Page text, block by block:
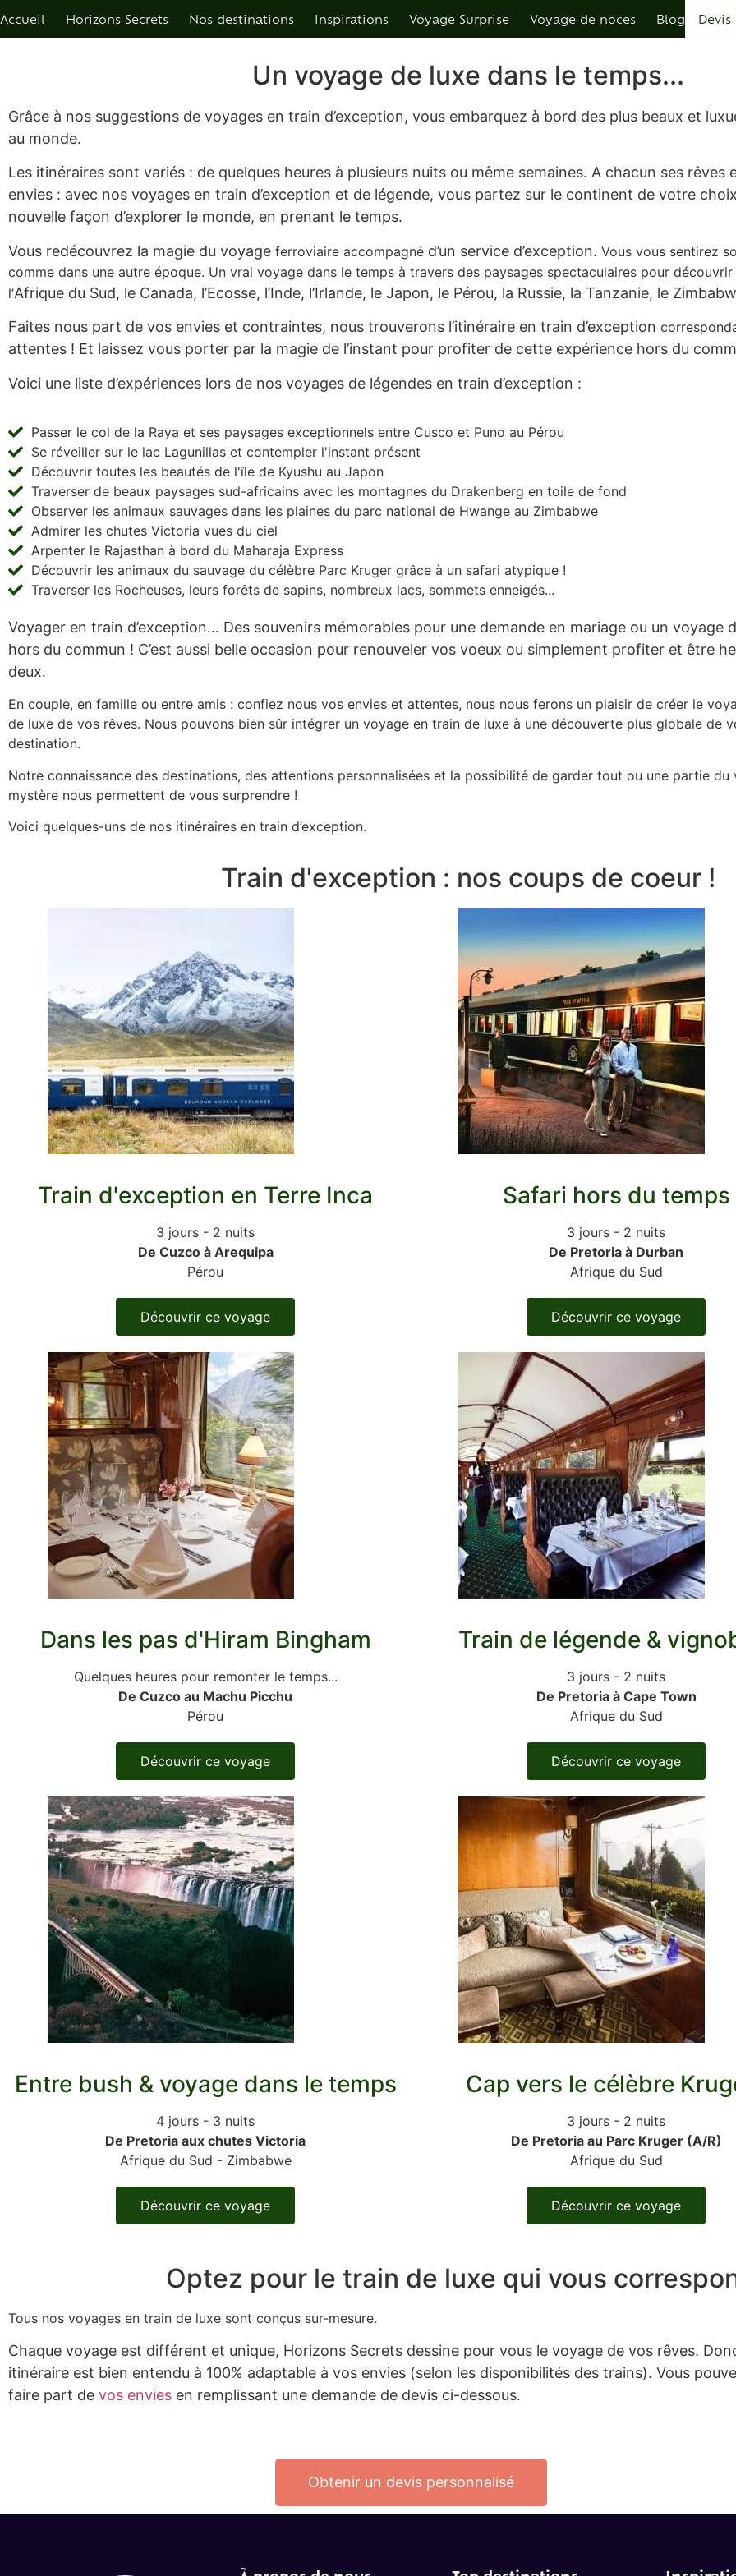
Accueil Horizons Secrets Nos destinations Inspirations Voyage Surprise Voyage de noces Blog Devis
Qui sommes nous ? L’agence derrière les voyages surprises…
Afrique
Zanzibar
Asie
Dominique
Guadeloupe
Sainte-Lucie
Vos envies
Safari & faune sauvage
Entreprise
Carte cadeau voyage
Séjour surprise
Week-end en Europe
Week-end en France
Un voyage de luxe dans le temps...
Grâce à nos suggestions de voyages en train d’exception, vous embarquez à bord des plus beaux et
au monde.
Les itinéraires sont variés : de quelques heures à plusieurs nuits ou même semaines. A chacun ses rêves
envies : avec nos voyages en train d’exception et de légende, vous partez sur le continent de votre
nouvelle façon d’explorer le monde, en prenant le temps.
Vous redécouvrez la magie du voyage ferroviaire accompagné d’un service d’exception. Vous vous sentirez
comme dans une autre époque. Un vrai voyage dans le temps à travers des paysages spectaculaires pour
l’Afrique du Sud, le Canada, l’Ecosse, l’Inde, l’Irlande, le Japon, le Pérou, la Russie, la Tanzanie, le
Faites nous part de vos envies et contraintes, nous trouverons l’itinéraire en train d’exception
attentes ! Et laissez vous porter par la magie de l’instant pour profiter de cette expérience hors du
Voici une liste d’expériences lors de nos voyages de légendes en train d’exception :
Passer le col de la Raya et ses paysages exceptionnels entre Cusco et Puno au Pérou
Se réveiller sur le lac Lagunillas et contempler l'instant présent
Découvrir toutes les beautés de l'île de Kyushu au Japon
Traverser de beaux paysages sud-africains avec les montagnes du Drakenberg en toile de fond
Observer les animaux sauvages dans les plaines du parc national de Hwange au Zimbabwe
Admirer les chutes Victoria vues du ciel
Arpenter le Rajasthan à bord du Maharaja Express
Découvrir les animaux du sauvage du célèbre Parc Kruger grâce à un safari atypique !
Traverser les Rocheuses, leurs forêts de sapins, nombreux lacs, sommets enneigés...
Voyager en train d’exception… Des souvenirs mémorables pour une demande en mariage ou un voyage
hors du commun ! C’est aussi belle occasion pour renouveler vos voeux ou simplement profiter et être
deux.
En couple, en famille ou entre amis : confiez nous vos envies et attentes, nous nous ferons un plaisir de créer le
de luxe de vos rêves. Nous pouvons bien sûr intégrer un voyage en train de luxe à une découverte plus globale de
destination.
Notre connaissance des destinations, des attentions personnalisées et la possibilité de garder tout ou une partie du
mystère nous permettent de vous surprendre !
Voici quelques-uns de nos itinéraires en train d’exception.
Train d'exception : nos coups de coeur !
Train d'exception en Terre Inca
3 jours - 2 nuits
De Cuzco à Arequipa
Pérou
Safari hors du temps
3 jours - 2 nuits
De Pretoria à Durban
Afrique du Sud
Découvrir ce voyage Découvrir ce voyage
Dans les pas d'Hiram Bingham
Quelques heures pour remonter le temps...
De Cuzco au Machu Picchu
Pérou
Train de légende &
3 jours - 2 nuits
De Pretoria à Cape Town
Afrique du Sud
Découvrir ce voyage Découvrir ce voyage
Entre bush & voyage dans le temps
4 jours - 3 nuits
De Pretoria aux chutes Victoria
Afrique du Sud - Zimbabwe
Cap vers le célèbre
3 jours - 2 nuits
De Pretoria au Parc Kruger (A/R)
Afrique du Sud
Découvrir ce voyage Découvrir ce voyage
Optez pour le train de luxe qui vous
Tous nos voyages en train de luxe sont conçus sur-mesure.
Chaque voyage est différent et unique, Horizons Secrets dessine pour vous le voyage de vos rêves.
itinéraire est bien entendu à 100% adaptable à vos envies (selon les disponibilités des trains). Vous
faire part de vos envies en remplissant une demande de devis ci-dessous.
Obtenir un devis personnalisé